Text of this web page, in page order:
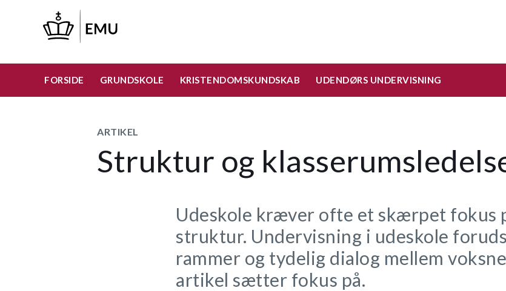
hovedindhold
FORSIDE GRUNDSKOLE KRISTENDOMSKUNDSKAB UDENDØRS UNDERVISNING
ARTIKEL
Struktur og
Udeskole kræver ofte et skærpet fokus
struktur. Undervisning i udeskole
rammer og tydelig dialog mellem
artikel sætter fokus på.